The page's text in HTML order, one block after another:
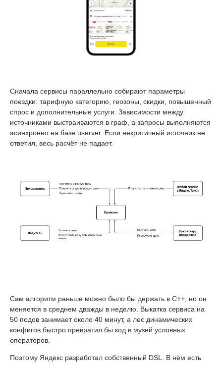
Сначала сервисы параллельно собирают параметры
поездки: тарифную категорию, геозоны, скидки, повышенный
спрос и дополнительные услуги. Зависимости между
источниками выстраиваются в граф, а запросы выполняются
асинхронно на базе userver. Если некритичный источник не
ответил, весь расчёт не падает.
Сам алгоритм раньше можно было бы держать в C++, но он
меняется в среднем дважды в неделю. Выкатка сервиса на
50 подов занимает около 40 минут, а лес динамических
конфигов быстро превратил бы код в музей условных
операторов.
Поэтому Яндекс разработал собственный DSL. В нём есть